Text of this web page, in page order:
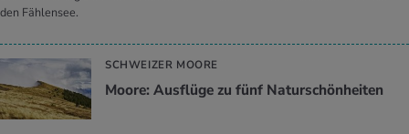
den Fählensee.
SCHWEIZER MOORE
Moore: Ausflüge zu fünf Naturschönheiten